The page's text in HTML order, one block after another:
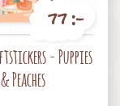
77 :-
- Puppies
& Peaches